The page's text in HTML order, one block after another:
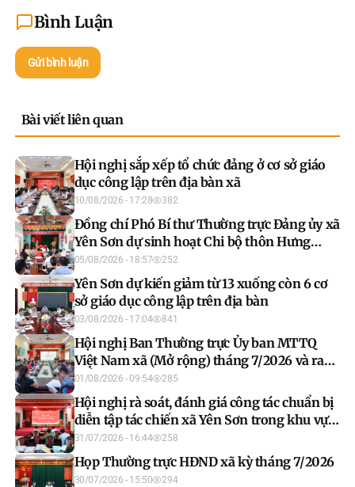
Bình Luận
Gửi bình luận
Bài viết liên quan
Hội nghị sắp xếp tổ chức đảng ở cơ sở giáo
dục công lập trên địa bàn xã
10/08/2026 - 17:28 382
Đồng chí Phó Bí thư Thường trực Đảng ủy xã
Yên Sơn dự sinh hoạt Chi bộ thôn Hưng
Thịnh
05/08/2026 - 18:57 252
Yên Sơn dự kiến giảm từ 13 xuống còn 6 cơ
sở giáo dục công lập trên địa bàn
03/08/2026 - 17:04 841
Hội nghị Ban Thường trực Ủy ban MTTQ
Việt Nam xã (Mở rộng) tháng 7/2026 và ra
mắt mô hình “Mặt trận số”
01/08/2026 - 09:54 285
Hội nghị rà soát, đánh giá công tác chuẩn bị
diễn tập tác chiến xã Yên Sơn trong khu vực
phòng thủ năm 2026
31/07/2026 - 16:44 258
Họp Thường trực HĐND xã kỳ tháng 7/2026
30/07/2026 - 15:50 294